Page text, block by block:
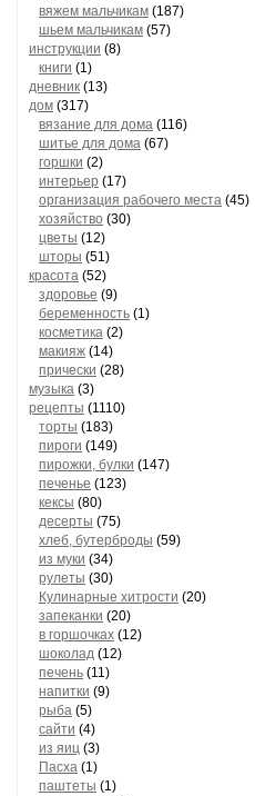
вяжем мальчикам (187)
шьем мальчикам (57)
инструкции (8)
книги (1)
дневник (13)
дом (317)
вязание для дома (116)
шитье для дома (67)
горшки (2)
интерьер (17)
организация рабочего места (45)
хозяйство (30)
цветы (12)
шторы (51)
красота (52)
здоровье (9)
беременность (1)
косметика (2)
макияж (14)
прически (28)
музыка (3)
рецепты (1110)
торты (183)
пироги (149)
пирожки, булки (147)
печенье (123)
кексы (80)
десерты (75)
хлеб, бутерброды (59)
из муки (34)
рулеты (30)
Кулинарные хитрости (20)
запеканки (20)
в горшочках (12)
шоколад (12)
печень (11)
напитки (9)
рыба (5)
сайти (4)
из яиц (3)
Пасха (1)
паштеты (1)